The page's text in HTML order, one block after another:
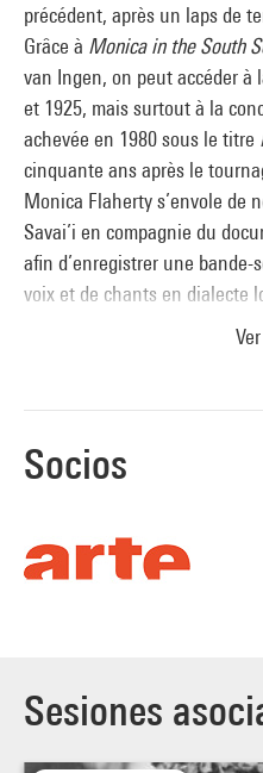
précédent, après un laps de
Grâce à Monica in the South
van Ingen, on peut accéder à
et 1925, mais surtout à la
achevée en 1980 sous le titre
cinquante ans après le
Monica Flaherty s’envole de
Savai’i en compagnie du
afin d’enregistrer une
voix et de chants en dialecte
Socios
Sesiones